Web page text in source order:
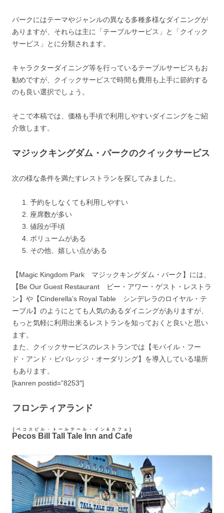
パークにはテーマやジャンルの異なる多種多様なダイニングが
ありますが、それらは主に「テーブルサービス」と「クイック
サービス」とに分類されます。
キャラクターダイニング等を行っているテーブルサービスもお
勧めですが、クイックサービスで時間も費用も上手に節約する
のも良い選択でしょう。
そこで本稿では、価格も手頃で利用しやすいダイニングをご紹
介致します。
マジックキングダム・パークのクイックサービス
次の様な条件を満たすレストランを探してみました。
予約をしなくても利用しやすい
座席数が多い
値段が手頃
ボリュームがある
その他、嬉しい点がある
【Magic Kingdom Park マジックキングダム・パーク】には、
【Be Our Guest Restaurant ビー・アワー・ゲスト・レストラ
ン】や【Cinderella’s Royal Table シンデレラのロイヤル・テ
ーブル】のようにとても人気のあるダイニングがありますが、
もっと気軽に利用出来るレストランを知っておくと良いと思い
ます。
また、クイックサービスのレストランでは【モバイル・フー
ド・アンド・ビバレッジ・オーダリング】を導入している場所
もあります。
[kanren postid=”8253″]
フロンティアランド
Pecos Bill Tall Tale Inn and Cafe
[ペコスビル・トールテール・イン&カフェ]